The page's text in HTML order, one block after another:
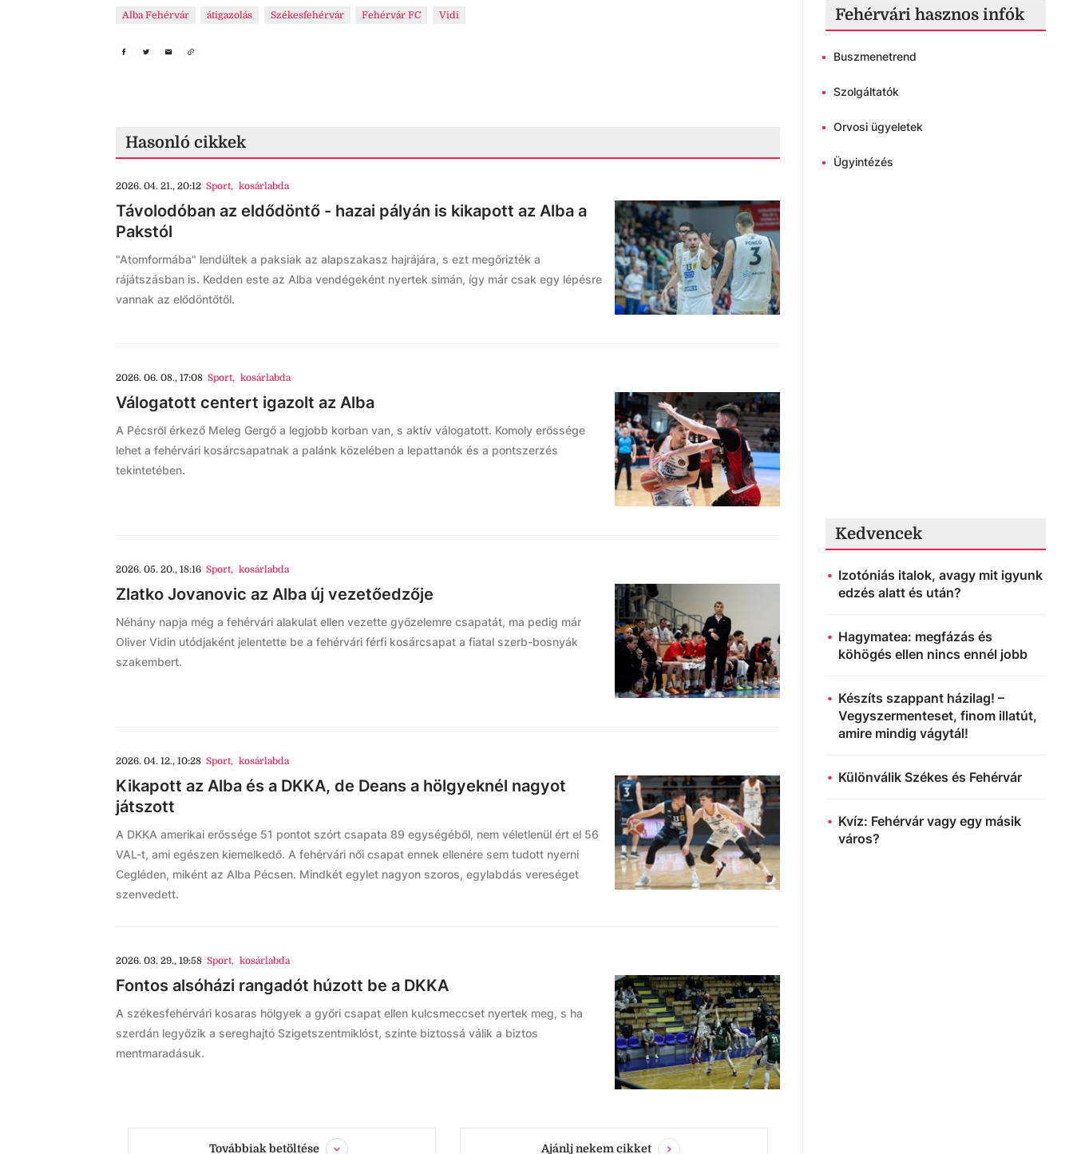
Alba Fehérvár átigazolás Székesfehérvár Fehérvár FC Vidi
Hasonló cikkek
2026. 04. 21., 20:12 Sport, kosárlabda
Távolodóban az eldődöntő - hazai pályán is kikapott az Alba a
Pakstól
"Atomformába" lendültek a paksiak az alapszakasz hajrájára, s ezt megőrizték a
rájátszásban is. Kedden este az Alba vendégeként nyertek simán, így már csak egy lépésre
vannak az elődöntőtől.
2026. 06. 08., 17:08 Sport, kosárlabda
Válogatott centert igazolt az Alba
A Pécsről érkező Meleg Gergő a legjobb korban van, s aktív válogatott. Komoly erőssége
lehet a fehérvári kosárcsapatnak a palánk közelében a lepattanók és a pontszerzés
tekintetében.
2026. 05. 20., 18:16 Sport, kosárlabda
Zlatko Jovanovic az Alba új vezetőedzője
Néhány napja még a fehérvári alakulat ellen vezette győzelemre csapatát, ma pedig már
Oliver Vidin utódjaként jelentette be a fehérvári férfi kosárcsapat a fiatal szerb-bosnyák
szakembert.
2026. 04. 12., 10:28 Sport, kosárlabda
Kikapott az Alba és a DKKA, de Deans a hölgyeknél nagyot
játszott
A DKKA amerikai erőssége 51 pontot szórt csapata 89 egységéből, nem véletlenül ért el 56
VAL-t, ami egészen kiemelkedő. A fehérvári női csapat ennek ellenére sem tudott nyerni
Cegléden, miként az Alba Pécsen. Mindkét egylet nagyon szoros, egylabdás vereséget
szenvedett.
2026. 03. 29., 19:58 Sport, kosárlabda
Fontos alsóházi rangadót húzott be a DKKA
A székesfehérvári kosaras hölgyek a győri csapat ellen kulcsmeccset nyertek meg, s ha
szerdán legyőzik a sereghajtó Szigetszentmiklóst, szinte biztossá válik a biztos
mentmaradásuk.
Továbbiak betöltése Ajánlj nekem cikket
Fehérvári hasznos infók
• Buszmenetrend
• Szolgáltatók
• Orvosi ügyeletek
• Ügyintézés
Kedvencek
Izotóniás italok, avagy mit igyunk
edzés alatt és után?
Hagymatea: megfázás és
köhögés ellen nincs ennél jobb
Készíts szappant házilag! –
Vegyszermenteset, finom illatút,
amire mindig vágytál!
Különválik Székes és Fehérvár
Kvíz: Fehérvár vagy egy másik
város?